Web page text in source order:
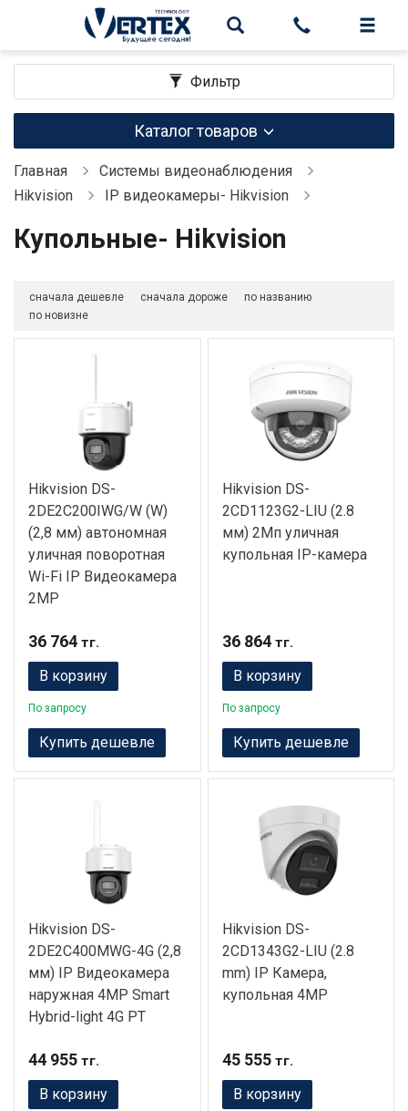
Фильтр
Каталог товаров
Главная
Системы видеонаблюдения
Hikvision
IP видеокамеры- Hikvision
Купольные- Hikvision
сначала дешевле сначала дороже
по названию
по новизне
Hikvision DS-
2DE2C200IWG/W (W)
(2,8 мм) автономная
уличная поворотная
Wi-Fi IP Видеокамера
2MP
36 764 тг.
В корзину
По запросу
Купить дешевле
Hikvision DS-
2CD1123G2-LIU (2.8
мм) 2Мп уличная
купольная IP-камера
36 864тг.
В корзину
По запросу
Купить дешевле
Hikvision DS-
2DE2C400MWG-4G (2,8
мм) IP Видеокамера
наружная 4MP Smart
Hybrid-light 4G PT
44 955 тг.
В корзину
Hikvision DS-
2CD1343G2-LIU (2.8
mm) IP Камера,
купольная 4MP
45 555тг.
В корзину